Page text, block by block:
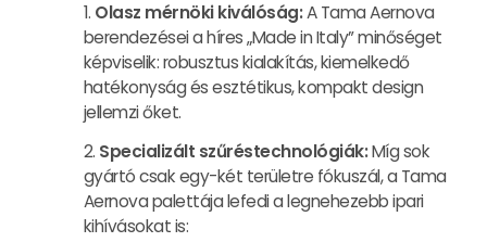
Olasz mérnöki kiválóság:A Tama Aernova
berendezései a híres „Made in Italy” minőséget
képviselik: robusztus kialakítás, kiemelkedő
hatékonyság és esztétikus, kompakt design
jellemzi őket.
Specializált szűréstechnológiák:Míg sok
gyártó csak egy-két területre fókuszál, a Tama
Aernova palettája lefedi a legnehezebb ipari
kihívásokat is: